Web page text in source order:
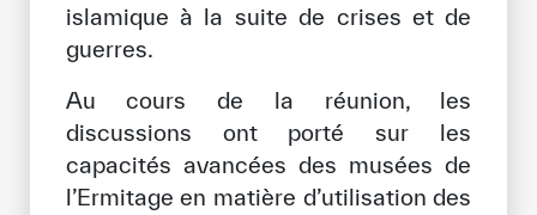
Notre méthode de travail
S’engager
Rejoignez la famille de l’ICESCO
Pour les fournisseurs
Devenir partenaire
islamique à la suite de crises et de
guerres.
Au cours de la réunion, les
discussions ont porté sur les
capacités avancées des musées de
l’Ermitage en matière d’utilisation des